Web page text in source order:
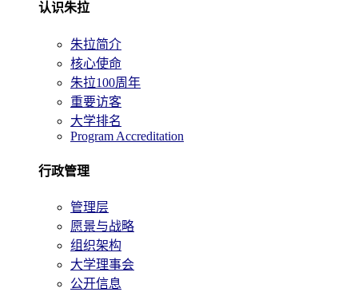
认识朱拉
朱拉简介
核心使命
朱拉100周年
重要访客
大学排名
Program Accreditation
行政管理
管理层
愿景与战略
组织架构
大学理事会
公开信息